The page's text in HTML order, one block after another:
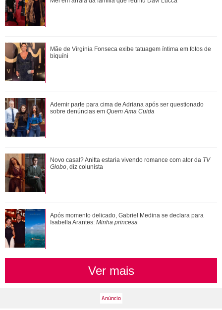
Bruna Biancardi e Neymar Jr. combinam looks com Mavie e
Mel em arraiá da família que reuniu...
Após momento delicado, Gabriel Medina se declara para
Isabella Arantes: Minha princesa
Anne Hathaway manda recado em quadro do SBT após
novidade no programa: - Obrigada, Brasil, p...
Mãe de Virginia Fonseca exibe tatuagem íntima em fotos de
biquíni
Ademir parte para cima de Adriana após ser questionado
sobre denúncias em Quem Ama Cuida
Novo casal? Anitta estaria vivendo romance com ator da TV
Globo, diz colunista
Após momento delicado, Gabriel Medina se declara para
Isabella Arantes: Minha princesa
Ver mais